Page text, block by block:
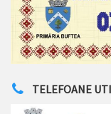
TELEFOANE